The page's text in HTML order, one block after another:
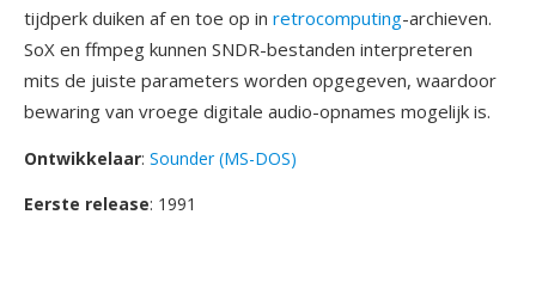
tijdperk duiken af en toe op in retrocomputing-archieven.
SoX en ffmpeg kunnen SNDR-bestanden interpreteren
mits de juiste parameters worden opgegeven, waardoor
bewaring van vroege digitale audio-opnames mogelijk is.
Ontwikkelaar: Sounder (MS-DOS)
Eerste release: 1991